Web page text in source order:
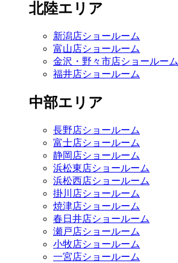
北陸エリア
新潟店ショールーム
富山店ショールーム
金沢・野々市店ショールーム
福井店ショールーム
中部エリア
長野店ショールーム
富士店ショールーム
静岡店ショールーム
浜松東店ショールーム
浜松西店ショールーム
掛川店ショールーム
焼津店ショールーム
春日井店ショールーム
瀬戸店ショールーム
小牧店ショールーム
一宮店ショールーム